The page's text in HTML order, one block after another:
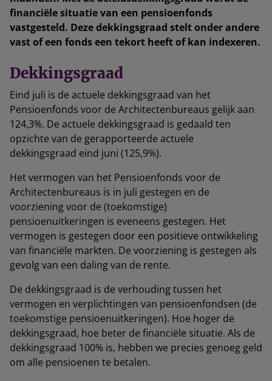
financiële situatie van een pensioenfonds
vastgesteld. Deze dekkingsgraad stelt onder andere
vast of een fonds een tekort heeft of kan indexeren.
Dekkingsgraad
Eind juli is de actuele dekkingsgraad van het
Pensioenfonds voor de Architectenbureaus gelijk aan
124,3%. De actuele dekkingsgraad is gedaald ten
opzichte van de gerapporteerde actuele
dekkingsgraad eind juni (125,9%).
Het vermogen van het Pensioenfonds voor de
Architectenbureaus is in juli gestegen en de
voorziening voor de (toekomstige)
pensioenuitkeringen is eveneens gestegen. Het
vermogen is gestegen door een positieve ontwikkeling
van financiële markten. De voorziening is gestegen als
gevolg van een daling van de rente.
De dekkingsgraad is de verhouding tussen het
vermogen en verplichtingen van pensioenfondsen (de
toekomstige pensioenuitkeringen). Hoe hoger de
dekkingsgraad, hoe beter de financiële situatie. Als de
dekkingsgraad 100% is, hebben we precies genoeg geld
om alle pensioenen te betalen.